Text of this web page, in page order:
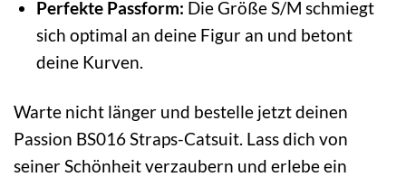
Perfekte Passform: Die Größe S/M schmiegt
sich optimal an deine Figur an und betont
deine Kurven.
Warte nicht länger und bestelle jetzt deinen
Passion BS016 Straps-Catsuit. Lass dich von
seiner Schönheit verzaubern und erlebe ein